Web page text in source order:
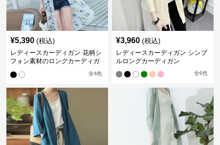
¥5,390 (税込)
レディースカーディガン 花柄シ
フォン素材のロングカーディガ
全4色
¥3,960 (税込)
レディースカーディガン シンプ
ルロングカーディガン
全6色